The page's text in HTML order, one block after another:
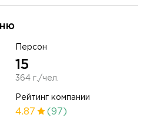
Персон
15
364 г./чел.
Рейтинг компании
4.87 (97)